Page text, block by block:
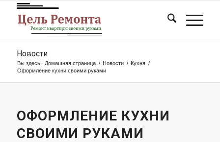
Новости
Вы здесь: Домашняя страница / Новости / Кухня /
Оформление кухни своими руками
ОФОРМЛЕНИЕ КУХНИ
СВОИМИ РУКАМИ